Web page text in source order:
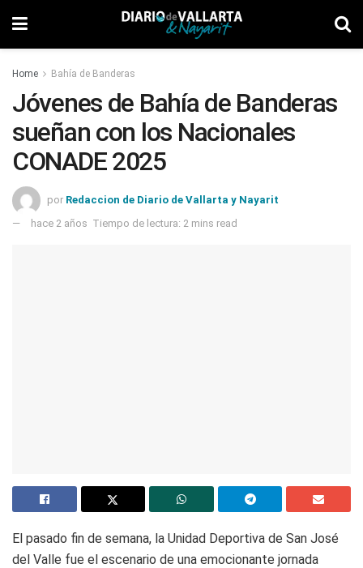
Home Bahía de Banderas
Jóvenes de Bahía de Banderas
sueñan con los Nacionales
CONADE 2025
por Redaccion de Diario de Vallarta y Nayarit
hace 2 años Tiempo de lectura: 2 mins read
El pasado fin de semana, la Unidad Deportiva de San José
del Valle fue el escenario de una emocionante jornada